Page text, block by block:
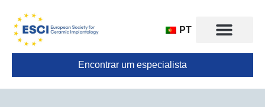
PT
Encontrar um especialista